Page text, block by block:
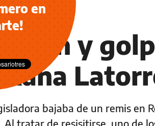
y
bajaba de un remis en
Al tratar de resisitirse, uno de
en